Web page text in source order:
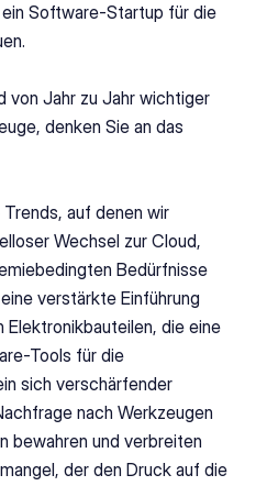
Software-Startup für die
von Jahr zu Jahr wichtiger
denken Sie an das
auf denen wir
Wechsel zur Cloud,
Bedürfnisse
verstärkte Einführung
Elektronikbauteilen, die eine
Tools für die
sich verschärfender
nach Werkzeugen
bewahren und verbreiten
der den Druck auf die